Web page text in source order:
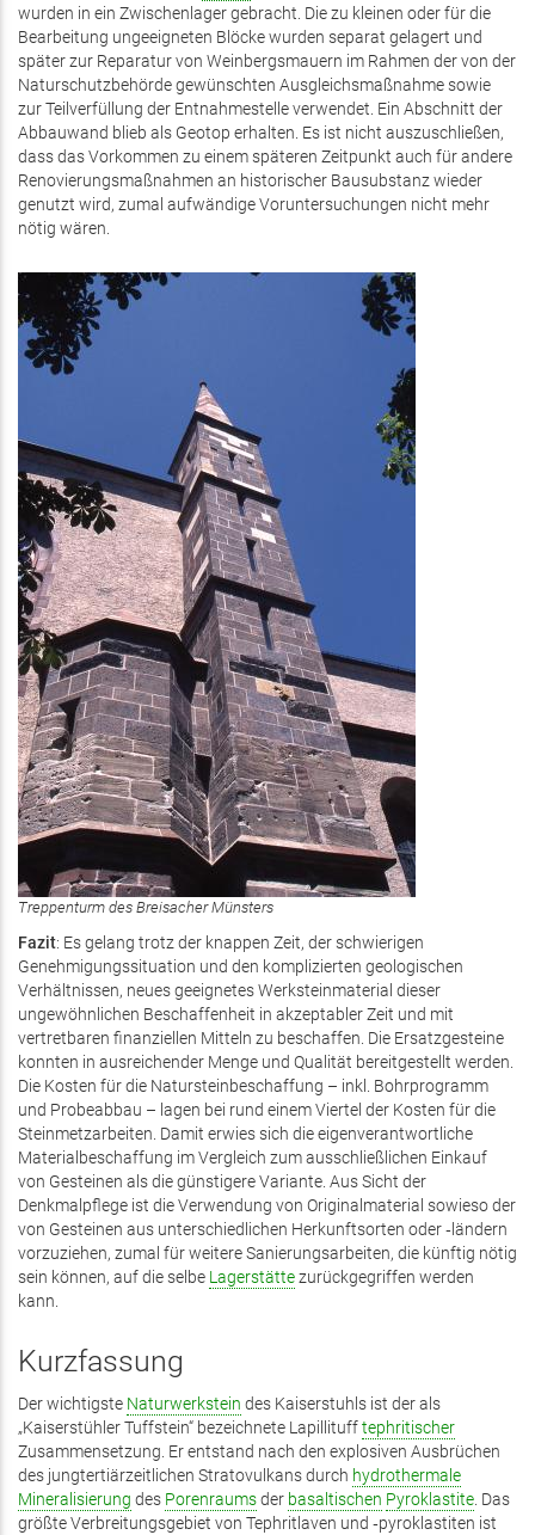
wurden in ein Zwischenlager gebracht. Die zu kleinen oder für die
Bearbeitung ungeeigneten Blöcke wurden separat gelagert und
später zur Reparatur von Weinbergsmauern im Rahmen der von der
Naturschutzbehörde gewünschten Ausgleichsmaßnahme sowie
zur Teilverfüllung der Entnahmestelle verwendet. Ein Abschnitt der
Abbauwand blieb als Geotop erhalten. Es ist nicht auszuschließen,
dass das Vorkommen zu einem späteren Zeitpunkt auch für andere
Renovierungsmaßnahmen an historischer Bausubstanz wieder
genutzt wird, zumal aufwändige Voruntersuchungen nicht mehr
nötig wären.
Treppenturm des Breisacher Münsters
Fazit: Es gelang trotz der knappen Zeit, der schwierigen
Genehmigungssituation und den komplizierten geologischen
Verhältnissen, neues geeignetes Werksteinmaterial dieser
ungewöhnlichen Beschaffenheit in akzeptabler Zeit und mit
vertretbaren finanziellen Mitteln zu beschaffen. Die Ersatzgesteine
konnten in ausreichender Menge und Qualität bereitgestellt werden.
Die Kosten für die Natursteinbeschaffung – inkl. Bohrprogramm
und Probeabbau – lagen bei rund einem Viertel der Kosten für die
Steinmetzarbeiten. Damit erwies sich die eigenverantwortliche
Materialbeschaffung im Vergleich zum ausschließlichen Einkauf
von Gesteinen als die günstigere Variante. Aus Sicht der
Denkmalpflege ist die Verwendung von Original­material sowieso der
von Gesteinen aus unterschiedlichen Herkunftsorten oder ‑ländern
vorzuziehen, zumal für weitere Sanierungsarbeiten, die künftig nötig
sein können, auf die selbe Lagerstättezurückgegriffen werden
kann.
Kurzfassung
Der wichtigste Naturwerkstein des Kaiserstuhls ist der als
„Kaiserstühler Tuffstein“ bezeichnete Lapillitufftephritischer
Zusammensetzung. Er entstand nach den explosiven Ausbrüchen
des jungtertiärzeitlichen Stratovulkans durch hydrothermale
Mineralisierung des Porenraumsder basaltischen Pyroklastite. Das
größte Verbreitungsgebiet von Tephritlaven und ‑pyroklastiten ist